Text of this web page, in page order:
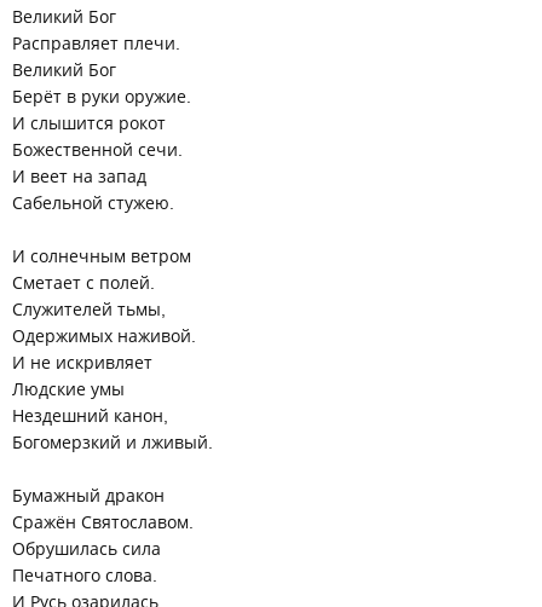
Великий Бог
Расправляет плечи.
Великий Бог
Берёт в руки оружие.
И слышится рокот
Божественной сечи.
И веет на запад
Сабельной стужею.
И солнечным ветром
Сметает с полей.
Служителей тьмы,
Одержимых наживой.
И не искривляет
Людские умы
Нездешний канон,
Богомерзкий и лживый.
Бумажный дракон
Сражён Святославом.
Обрушилась сила
Печатного слова.
И Русь озарилась